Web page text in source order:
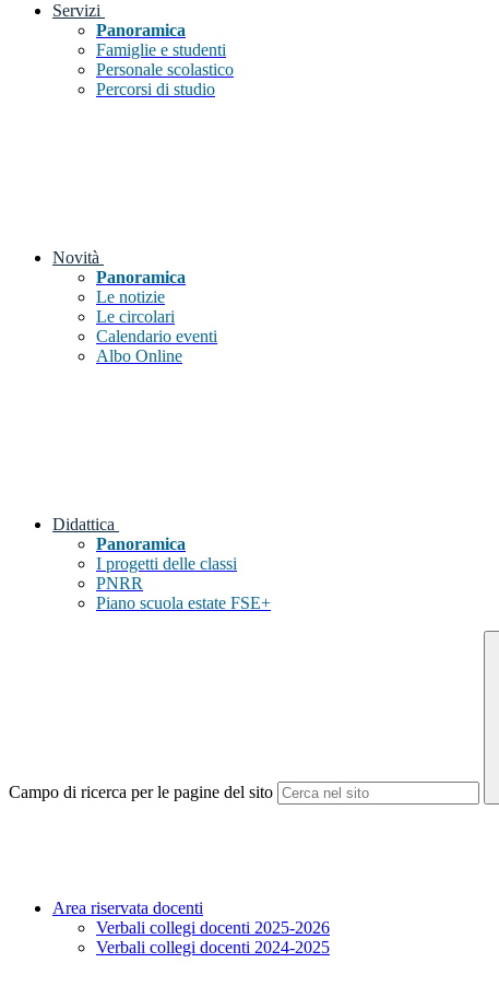
Servizi
Panoramica
Famiglie e studenti
Personale scolastico
Percorsi di studio
Novità
Panoramica
Le notizie
Le circolari
Calendario eventi
Albo Online
Didattica
Panoramica
I progetti delle classi
PNRR
Piano scuola estate FSE+
Campo di ricerca per le pagine del sito
Area riservata docenti
Verbali collegi docenti 2025-2026
Verbali collegi docenti 2024-2025